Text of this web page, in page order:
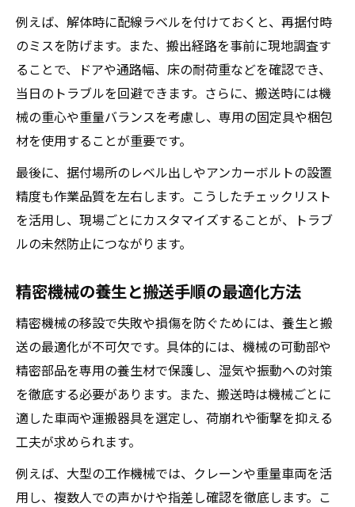
例えば、解体時に配線ラベルを付けておくと、再据付時
のミスを防げます。また、搬出経路を事前に現地調査す
ることで、ドアや通路幅、床の耐荷重などを確認でき、
当日のトラブルを回避できます。さらに、搬送時には機
械の重心や重量バランスを考慮し、専用の固定具や梱包
材を使用することが重要です。
最後に、据付場所のレベル出しやアンカーボルトの設置
精度も作業品質を左右します。こうしたチェックリスト
を活用し、現場ごとにカスタマイズすることが、トラブ
ルの未然防止につながります。
精密機械の養生と搬送手順の最適化方法
精密機械の移設で失敗や損傷を防ぐためには、養生と搬
送の最適化が不可欠です。具体的には、機械の可動部や
精密部品を専用の養生材で保護し、湿気や振動への対策
を徹底する必要があります。また、搬送時は機械ごとに
適した車両や運搬器具を選定し、荷崩れや衝撃を抑える
工夫が求められます。
例えば、大型の工作機械では、クレーンや重量車両を活
用し、複数人での声かけや指差し確認を徹底します。こ